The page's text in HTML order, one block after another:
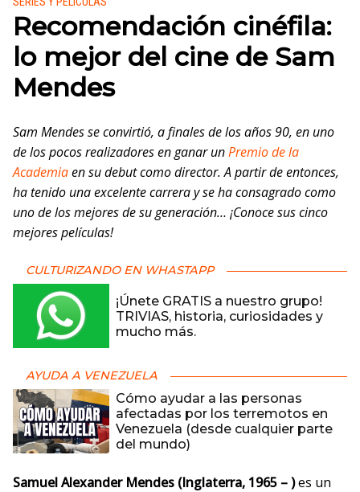
Recomendación cinéfila:
lo mejor del cine de Sam
Mendes
Sam Mendes se convirtió, a finales de los años 90, en uno
de los pocos realizadores en ganar unPremio de la
Academiaen su debut como director. A partir de entonces,
ha tenido una excelente carrera y se ha consagrado como
uno de los mejores de su generación… ¡Conoce sus cinco
mejores películas!
CULTURIZANDO EN WHASTAPP
¡Únete GRATIS a nuestro grupo!
TRIVIAS, historia, curiosidades y
mucho más.
AYUDA A VENEZUELA
Cómo ayudar a las personas
afectadas por los terremotos en
Venezuela (desde cualquier parte
del mundo)
Samuel Alexander Mendes (Inglaterra, 1965 – )es un